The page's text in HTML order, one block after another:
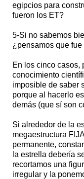
egipcios para
fueron los ET?
5-Si no sabemos
¿pensamos que
En los cinco casos,
conocimiento
imposible de saber
porque al hacerlo
demás (que sí son
Si alrededor de la
megaestructura
permanente,
la estrella debería
recortamos una
irregular y la